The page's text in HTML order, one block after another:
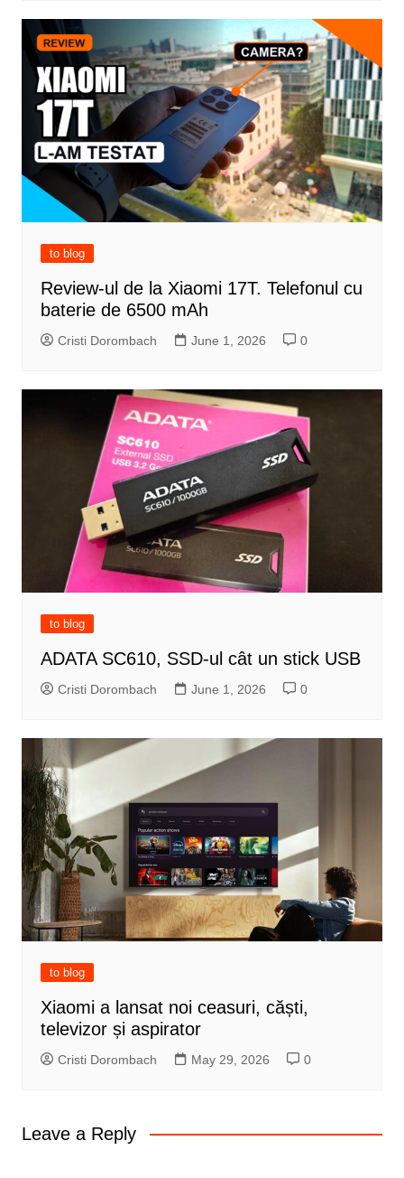
to blog
Review-ul de la Xiaomi 17T. Telefonul cu
baterie de 6500 mAh
Cristi Dorombach June 1, 2026 0
to blog
ADATA SC610, SSD-ul cât un stick USB
Cristi Dorombach June 1, 2026 0
to blog
Xiaomi a lansat noi ceasuri, căști,
televizor și aspirator
Cristi Dorombach May 29, 2026 0
Leave a Reply